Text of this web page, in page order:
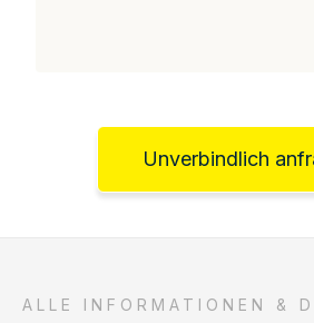
Unverbindlich
ALLE INFORMATIONEN &